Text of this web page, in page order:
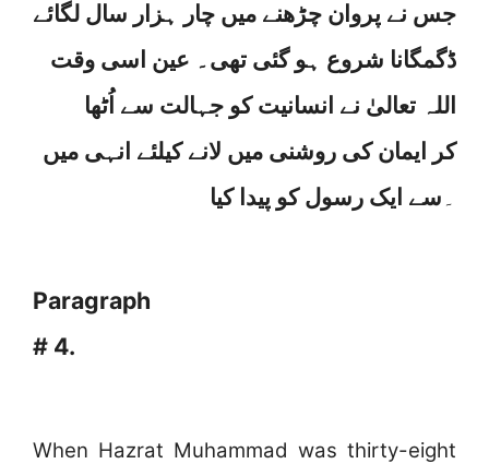
جس نے پروان چڑھنے میں چار ہزار سال لگائے
ڈگمگانا شروع ہو گئی تھی۔ عین اسی وقت
اللہ تعالیٰ نے انسانیت کو جہالت سے اُٹھا
کر ایمان کی روشنی میں لانے کیلئے انہی میں
سے ایک رسول کو پیدا کیا ۔
Paragraph
# 4.
When Hazrat Muhammad was thirty-eight